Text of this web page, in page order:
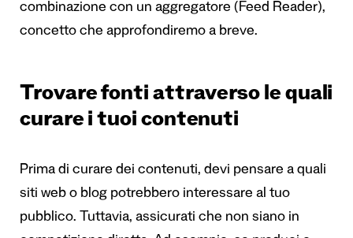
combinazione con un aggregatore (Feed Reader),
concetto che approfondiremo a breve.
Trovare fonti attraverso le quali
curare i tuoi contenuti
Prima di curare dei contenuti, devi pensare a quali
siti web o blog potrebbero interessare al tuo
pubblico. Tuttavia, assicurati che non siano in